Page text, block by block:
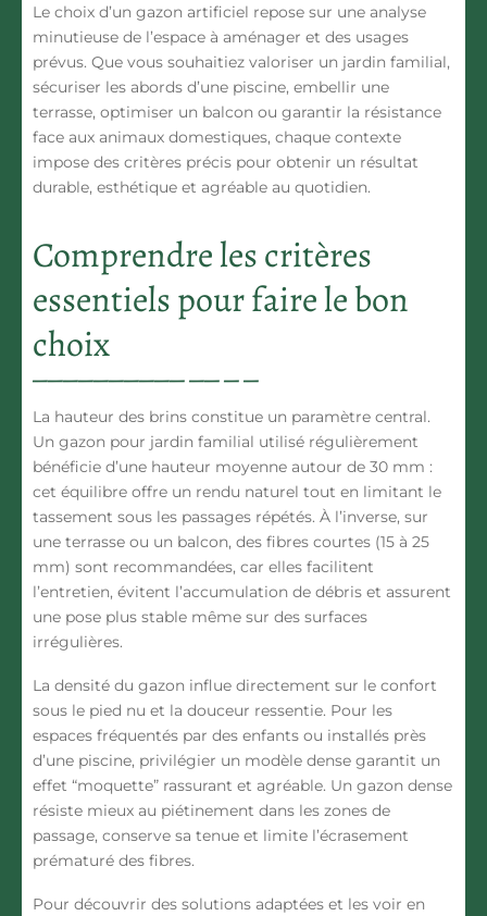
Le choix d’un gazon artificiel repose sur une analyse
minutieuse de l’espace à aménager et des usages
prévus. Que vous souhaitiez valoriser un jardin familial,
sécuriser les abords d’une piscine, embellir une
terrasse, optimiser un balcon ou garantir la résistance
face aux animaux domestiques, chaque contexte
impose des critères précis pour obtenir un résultat
durable, esthétique et agréable au quotidien.
Comprendre les critères
essentiels pour faire le bon
choix
La hauteur des brins constitue un paramètre central.
Un gazon pour jardin familial utilisé régulièrement
bénéficie d’une hauteur moyenne autour de 30 mm :
cet équilibre offre un rendu naturel tout en limitant le
tassement sous les passages répétés. À l’inverse, sur
une terrasse ou un balcon, des fibres courtes (15 à 25
mm) sont recommandées, car elles facilitent
l’entretien, évitent l’accumulation de débris et assurent
une pose plus stable même sur des surfaces
irrégulières.
La densité du gazon influe directement sur le confort
sous le pied nu et la douceur ressentie. Pour les
espaces fréquentés par des enfants ou installés près
d’une piscine, privilégier un modèle dense garantit un
effet “moquette” rassurant et agréable. Un gazon dense
résiste mieux au piétinement dans les zones de
passage, conserve sa tenue et limite l’écrasement
prématuré des fibres.
Pour découvrir des solutions adaptées et les voir en